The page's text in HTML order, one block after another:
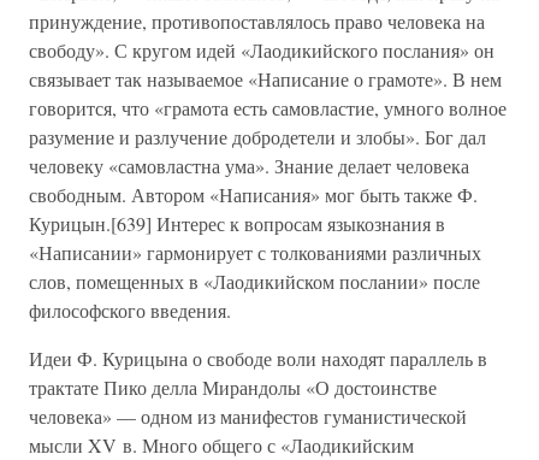
принуждение, противопоставлялось право человека на
свободу». С кругом идей «Лаодикийского послания» он
связывает так называемое «Написание о грамоте». В нем
говорится, что «грамота есть самовластие, умного волное
разумение и разлучение добродетели и злобы». Бог дал
человеку «самовластна ума». Знание делает человека
свободным. Автором «Написания» мог быть также Ф.
Курицын.[639] Интерес к вопросам языкознания в
«Написании» гармонирует с толкованиями различных
слов, помещенных в «Лаодикийском послании» после
философского введения.
Идеи Ф. Курицына о свободе воли находят параллель в
трактате Пико делла Мирандолы «О достоинстве
человека» — одном из манифестов гуманистической
мысли XV в. Много общего с «Лаодикийским